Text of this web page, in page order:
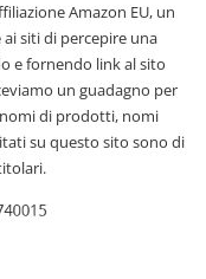
Amazon EU, un
siti di percepire una
e fornendo link al sito
un guadagno per
di prodotti, nomi
su questo sito sono di